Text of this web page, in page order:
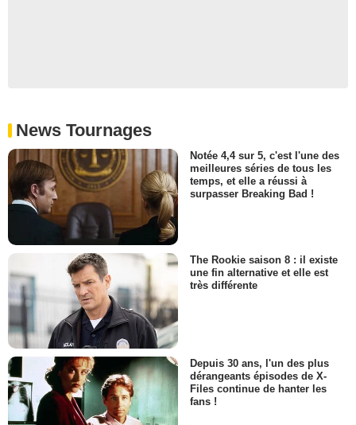
News Tournages
Notée 4,4 sur 5, c'est l'une des
meilleures séries de tous les
temps, et elle a réussi à
surpasser Breaking Bad !
The Rookie saison 8 : il existe
une fin alternative et elle est
très différente
Depuis 30 ans, l'un des plus
dérangeants épisodes de X-
Files continue de hanter les
fans !